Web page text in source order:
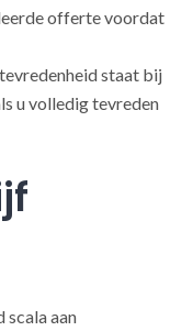
offerte voordat
staat bij
u volledig tevreden
scala aan